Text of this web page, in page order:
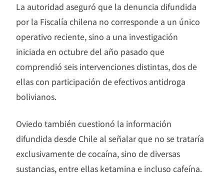
La autoridad aseguró que la denuncia difundida
por la Fiscalía chilena no corresponde a un único
operativo reciente, sino a una investigación
iniciada en octubre del año pasado que
comprendió seis intervenciones distintas, dos de
ellas con participación de efectivos antidroga
bolivianos.
Oviedo también cuestionó la información
difundida desde Chile al señalar que no se trataría
exclusivamente de cocaína, sino de diversas
sustancias, entre ellas ketamina e incluso cafeína.